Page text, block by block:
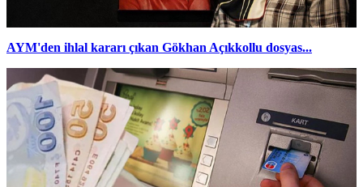
AYM'den ihlal kararı çıkan Gökhan Açıkkollu dosyas...